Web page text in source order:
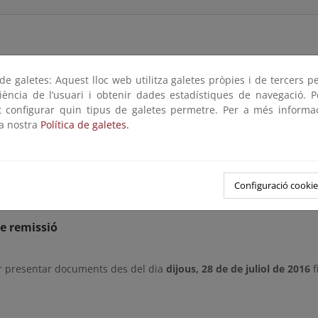
con lo previsto en el Art. 21.2 a) del Reglamento General de
dedeslinde de los bienes de dominio público marítimo-terrestre del
comprendido desde el arroyo Saltillo hasta la playa del
en el plazo de 1 mes, cualquier interesado pueda comparecer
y alegaciones pueden dirigirse por e-mail abuzon-
remissió
presentar documents des del dia dijous, 28 de de juliol de 2016
galetes: Aquest lloc web utilitza galetes pròpies i de tercers
de l’usuari i obtenir dades estadístiques de navegació.
quin tipus de galetes permetre. Per a més
nostra Política de galetes.
Configuració